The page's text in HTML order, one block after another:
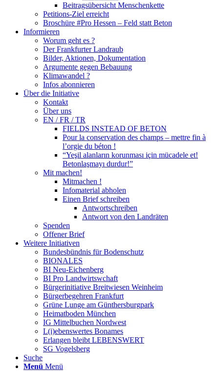
Beitragsübersicht Menschenkette
Petitions-Ziel erreicht
Broschüre #Pro Hessen – Feld statt Beton
Informieren
Worum geht es ?
Der Frankfurter Landraub
Bilder, Aktionen, Dokumentation
Argumente gegen Bebauung
Klimawandel ?
Infos abonnieren
Über die Initiative
Kontakt
Über uns
EN / FR / TR
FIELDS INSTEAD OF BETON
Pour la conservation des champs – mettre fin à
l’orgie du béton !
“Yeşil alanların korunması için mücadele et!
Betonlaşmayı durdur!”
Mit machen!
Mitmachen !
Infomaterial abholen
Einen Brief schreiben
Antwortschreiben
Antwort von den Landräten
Spenden
Offener Brief
Weitere Initiativen
Bundesbündnis für Bodenschutz
BIONALES
BI Neu-Eichenberg
BI Pro Landwirtswchaft
Bürgerinitiative Breitwiesen Weinheim
Bürgerbegehren Frankfurt
Grüne Lunge am Günthersburgpark
Heimatboden München
IG Mittelbuchen Nordwest
L(i)ebenswertes Bonames
Erlangen bleibt LEBENSWERT
SG Vogelsberg
Suche
Menü Menü